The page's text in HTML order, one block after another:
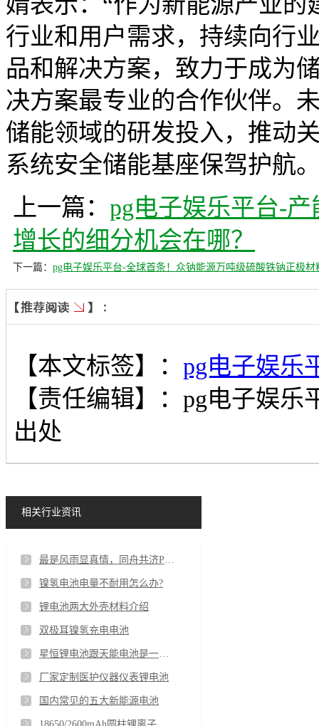
行业和用户需求，持续向行
品和解决方案，致力于成为
决方案最专业的合作伙伴。
储能领域的研发投入，推动
系统安全储能基座保驾护航
上一篇： pg电子娱乐平台-
增长的细分机会在哪？
下一篇： pg电子娱乐平台-全球首条！众钠能源万吨级硫酸铁钠正极
【本文标签】： pg电子娱乐
【责任编辑】： pg电子娱乐
出处
相关行业资讯
镍氢电池电量不耐用怎么办?
锂电池两大外壳材料介绍
双极耳镍氢充电电池
厂家定制医护仪器仪表锂电池
国内常见的五大新能源电池